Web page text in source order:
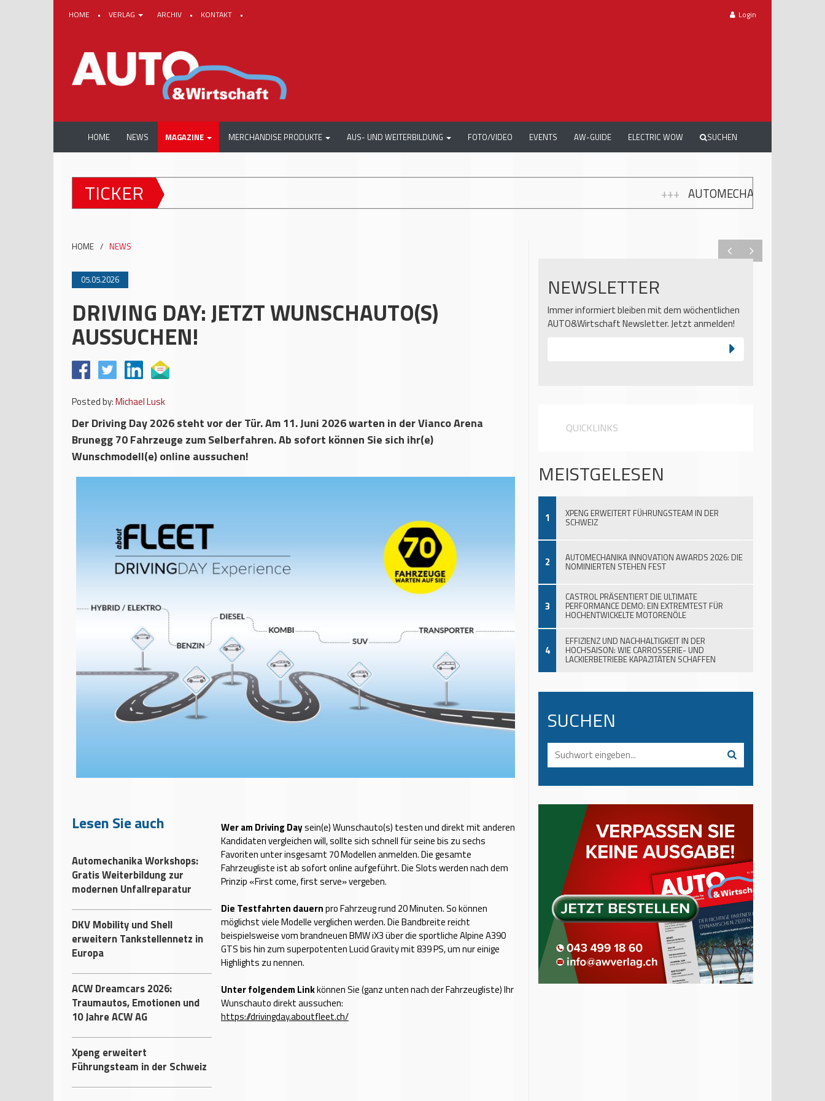
HOME • VERLAG ARCHIV • KONTAKT • Login
HOME NEWS MAGAZINE MERCHANDISE PRODUKTE AUS- UND WEITERBILDUNG FOTO/VIDEO EVENTS AW-GUIDE ELECTRIC WOW SUCHEN
TICKER AUTOMECHANIKA WORKSHOPS: GRATIS
HOME / NEWS
05.05.2026
DRIVING DAY: JETZT WUNSCHAUTO(S)
AUSSUCHEN!
Posted by:Michael Lusk
Der Driving Day 2026 steht vor der Tür. Am 11. Juni 2026 warten in der Vianco Arena
Brunegg 70 Fahrzeuge zum Selberfahren. Ab sofort können Sie sich ihr(e)
Wunschmodell(e) online aussuchen!
Lesen Sie auch
Automechanika Workshops:
Gratis Weiterbildung zur
modernen Unfallreparatur
DKV Mobility und Shell
erweitern Tankstellennetz in
Europa
ACW Dreamcars 2026:
Traumautos, Emotionen und
10 Jahre ACW AG
Xpeng erweitert
Führungsteam in der Schweiz
Wer am Driving Daysein(e) Wunschauto(s) testen und direkt mit anderen
Kandidaten vergleichen will, sollte sich schnell für seine bis zu sechs
Favoriten unter insgesamt 70 Modellen anmelden. Die gesamte
Fahrzeugliste ist ab sofort online aufgeführt. Die Slots werden nach dem
Prinzip «First come, first serve» vergeben.
Die Testfahrten dauernpro Fahrzeug rund 20 Minuten. So können
möglichst viele Modelle verglichen werden. Die Bandbreite reicht
beispielsweise vom brandneuen BMW iX3 über die sportliche Alpine A390
GTS bis hin zum superpotenten Lucid Gravity mit 839 PS, um nur einige
Highlights zu nennen.
Unter folgendem Linkkönnen Sie (ganz unten nach der Fahrzeugliste) Ihr
Wunschauto direkt aussuchen:
https://drivingday.aboutfleet.ch/
NEWSLETTER
Immer informiert bleiben mit dem wöchentlichen
AUTO&Wirtschaft Newsletter. Jetzt anmelden!
QUICKLINKS
MEISTGELESEN
1 XPENG ERWEITERT FÜHRUNGSTEAM IN DER
SCHWEIZ
2 AUTOMECHANIKA INNOVATION AWARDS 2026: DIE
NOMINIERTEN STEHEN FEST
3
CASTROL PRÄSENTIERT DIE ULTIMATE
PERFORMANCE DEMO: EIN EXTREMTEST FÜR
HOCHENTWICKELTE MOTORENÖLE
4
EFFIZIENZ UND NACHHALTIGKEIT IN DER
HOCHSAISON: WIE CARROSSERIE- UND
LACKIERBETRIEBE KAPAZITÄTEN SCHAFFEN
SUCHEN